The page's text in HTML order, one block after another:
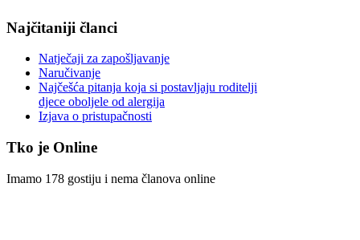
Najčitaniji članci
Natječaji za zapošljavanje
Naručivanje
Najčešća pitanja koja si postavljaju roditelji
djece oboljele od alergija
Izjava o pristupačnosti
Tko je Online
Imamo 178 gostiju i nema članova online